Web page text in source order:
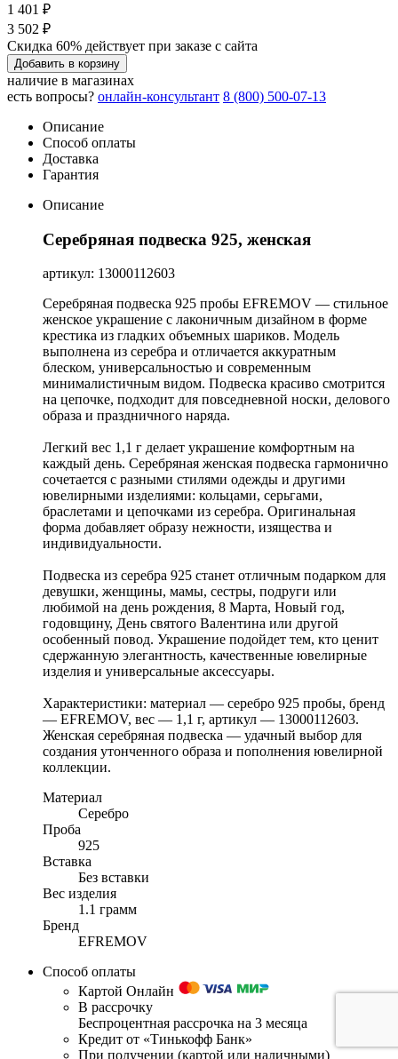
1 401 ₽
3 502 ₽
Скидка 60% действует при заказе с сайта
Добавить в корзину
наличие в магазинах
есть вопросы? онлайн-консультант 8 (800) 500-07-13
Описание
Способ оплаты
Доставка
Гарантия
Описание
Серебряная подвеска 925, женская
артикул: 13000112603
Серебряная подвеска 925 пробы EFREMOV — стильное
женское украшение с лаконичным дизайном в форме
крестика из гладких объемных шариков. Модель
выполнена из серебра и отличается аккуратным
блеском, универсальностью и современным
минималистичным видом. Подвеска красиво смотрится
на цепочке, подходит для повседневной носки, делового
образа и праздничного наряда.
Легкий вес 1,1 г делает украшение комфортным на
каждый день. Серебряная женская подвеска гармонично
сочетается с разными стилями одежды и другими
ювелирными изделиями: кольцами, серьгами,
браслетами и цепочками из серебра. Оригинальная
форма добавляет образу нежности, изящества и
индивидуальности.
Подвеска из серебра 925 станет отличным подарком для
девушки, женщины, мамы, сестры, подруги или
любимой на день рождения, 8 Марта, Новый год,
годовщину, День святого Валентина или другой
особенный повод. Украшение подойдет тем, кто ценит
сдержанную элегантность, качественные ювелирные
изделия и универсальные аксессуары.
Характеристики: материал — серебро 925 пробы, бренд
— EFREMOV, вес — 1,1 г, артикул — 13000112603.
Женская серебряная подвеска — удачный выбор для
создания утонченного образа и пополнения ювелирной
коллекции.
Материал
Серебро
Проба
925
Вставка
Без вставки
Вес изделия
1.1 грамм
Бренд
EFREMOV
Способ оплаты
Картой Онлайн
В рассрочку
Беспроцентная рассрочка на 3 месяца
Кредит от «Тинькофф Банк»
При получении (картой или наличными)